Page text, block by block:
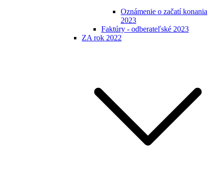
Oznámenie o začatí konania
2023
Faktúry - odberateľské 2023
ZA rok 2022